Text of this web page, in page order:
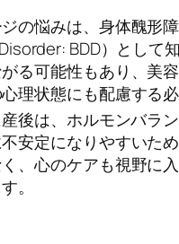
の悩みは、身体醜形
BDD）として
る可能性もあり、美
理状態にも配慮する
後は、ホルモンバラ
安定になりやすいた
、心のケアも視野に
。